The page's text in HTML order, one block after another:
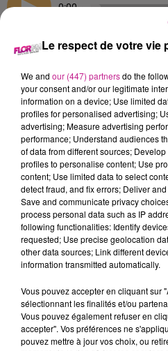
0:00
BIG FLOOR PARTY SAMED 11
Tous les samedis, retrouvez
6h03
6h03 6h00
6h00
Le respect de votre vie
We and our (447) partnersdo the
your consent and/or our legitimate
information on a device; Use limited
profiles for personalised advertising;
advertising; Measure advertising
performance; Understand audiences
of data from different sources;
profiles to personalise content; Use
content; Use limited data to select
detect fraud, and fix errors; Deliver
Save and communicate privacy
process personal data such as IP
following functionalities: Identify
requested; Use precise geolocation
other data sources; Link different
information transmitted automatically.
Vous pouvez accepter en cliquant sur
sélectionnant les finalités et/ou
Vous pouvez également refuser en
accepter". Vos préférences ne
pouvez mettre à jour vos choix, ou